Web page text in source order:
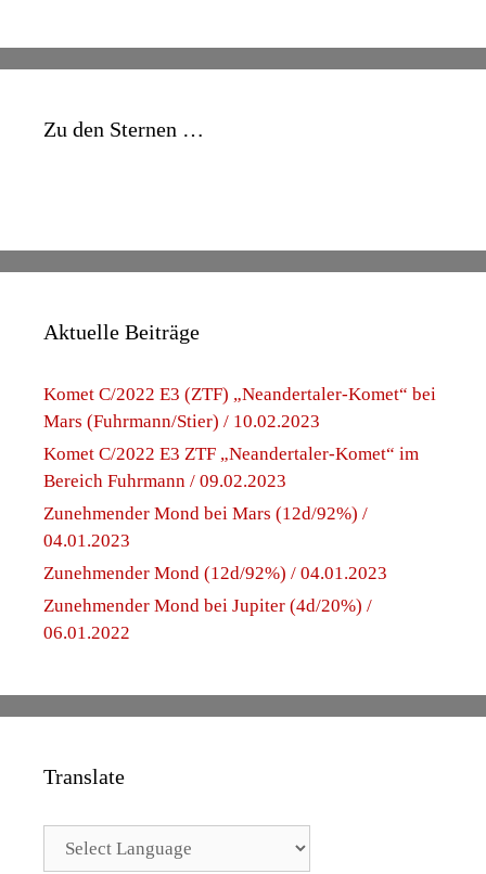
Zu den Sternen …
Aktuelle Beiträge
Komet C/2022 E3 (ZTF) „Neandertaler-Komet“ bei
Mars (Fuhrmann/Stier) / 10.02.2023
Komet C/2022 E3 ZTF „Neandertaler-Komet“ im
Bereich Fuhrmann / 09.02.2023
Zunehmender Mond bei Mars (12d/92%) /
04.01.2023
Zunehmender Mond (12d/92%) / 04.01.2023
Zunehmender Mond bei Jupiter (4d/20%) /
06.01.2022
Translate